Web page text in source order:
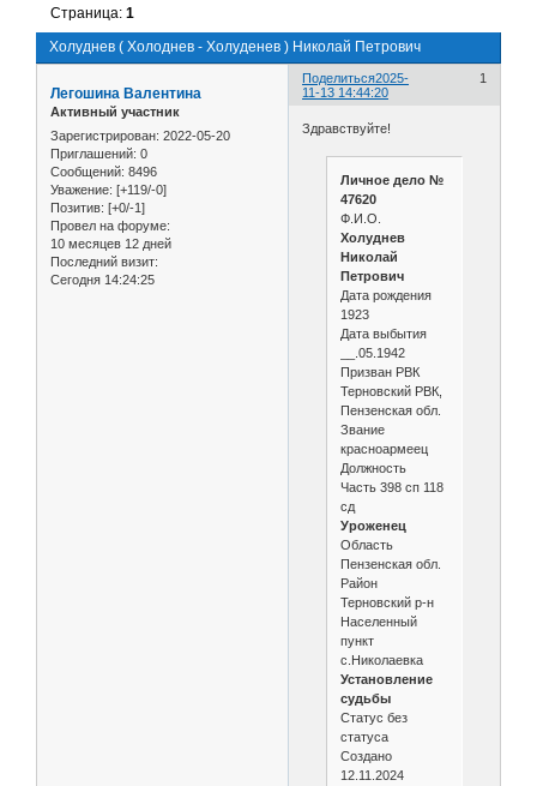
Холуднев ( Холоднев - Холуденев ) Николай Петрович
Страница:1
Поделиться 1
2025-
11-13 14:44:20
Легошина Валентина
Активный участник
Зарегистрирован: 2022-05-20
Приглашений: 0
Сообщений: 8496
Уважение: [+119/-0]
Позитив: [+0/-1]
Провел на форуме:
10 месяцев 12 дней
Последний визит:
Сегодня 14:24:25
Здравствуйте!
Личное дело №
47620
Ф.И.О.
Холуднев
Николай
Петрович
Дата рождения
1923
Дата выбытия
__.05.1942
Призван РВК
Терновский РВК,
Пензенская обл.
Звание
красноармеец
Должность
Часть 398 сп 118
сд
Уроженец
Область
Пензенская обл.
Район
Терновский р-н
Населенный
пункт
с.Николаевка
Установление
судьбы
Статус без
статуса
Создано
12.11.2024